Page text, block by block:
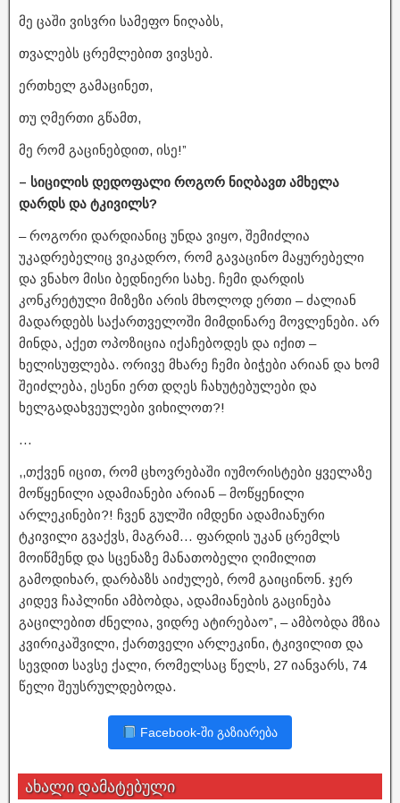
მე ცაში ვისვრი სამეფო ნიღაბს,
თვალებს ცრემლებით ვივსებ.
ერთხელ გამაცინეთ,
თუ ღმერთი გწამთ,
მე რომ გაცინებდით, ისე!”
– სიცილის დედოფალი როგორ ნიღბავთ ამხელა
დარდს და ტკივილს?
– როგორი დარდიანიც უნდა ვიყო, შემიძლია
უკადრებელიც ვიკადრო, რომ გავაცინო მაყურებელი
და ვნახო მისი ბედნიერი სახე. ჩემი დარდის
კონკრეტული მიზეზი არის მხოლოდ ერთი – ძალიან
მადარდებს საქართველოში მიმდინარე მოვლენები. არ
მინდა, აქეთ ოპოზიცია იქაჩებოდეს და იქით –
ხელისუფლება. ორივე მხარე ჩემი ბიჭები არიან და ხომ
შეიძლება, ესენი ერთ დღეს ჩახუტებულები და
ხელგადახვეულები ვიხილოთ?!
…
,,თქვენ იცით, რომ ცხოვრებაში იუმორისტები ყველაზე
მოწყენილი ადამიანები არიან – მოწყენილი
არლეკინები?! ჩვენ გულში იმდენი ადამიანური
ტკივილი გვაქვს, მაგრამ… ფარდის უკან ცრემლს
მოიწმენდ და სცენაზე მანათობელი ღიმილით
გამოდიხარ, დარბაზს აიძულებ, რომ გაიცინონ. ჯერ
კიდევ ჩაპლინი ამბობდა, ადამიანების გაცინება
გაცილებით ძნელია, ვიდრე ატირებაო”, – ამბობდა მზია
კვირიკაშვილი, ქართველი არლეკინი, ტკივილით და
სევდით სავსე ქალი, რომელსაც წელს, 27 იანვარს, 74
წელი შეუსრულდებოდა.
Facebook-ში გაზიარება
ახალი დამატებული